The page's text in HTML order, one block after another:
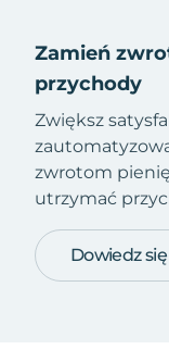
Zamień
przychody
Zwiększ
zwrotom
utrzymać
Dowiedz